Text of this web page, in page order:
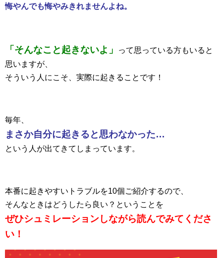
悔やんでも悔やみきれませんよね。
「そんなこと起きないよ」
って思っている方もいると
思いますが、
そういう人にこそ、実際に起きることです！
毎年、
まさか自分に起きると思わなかった…
という人が出てきてしまっています。
本番に起きやすいトラブルを10個ご紹介するので、
そんなときはどうしたら良い？ということを
ぜひシュミレーションしながら読んでみてくださ
い！